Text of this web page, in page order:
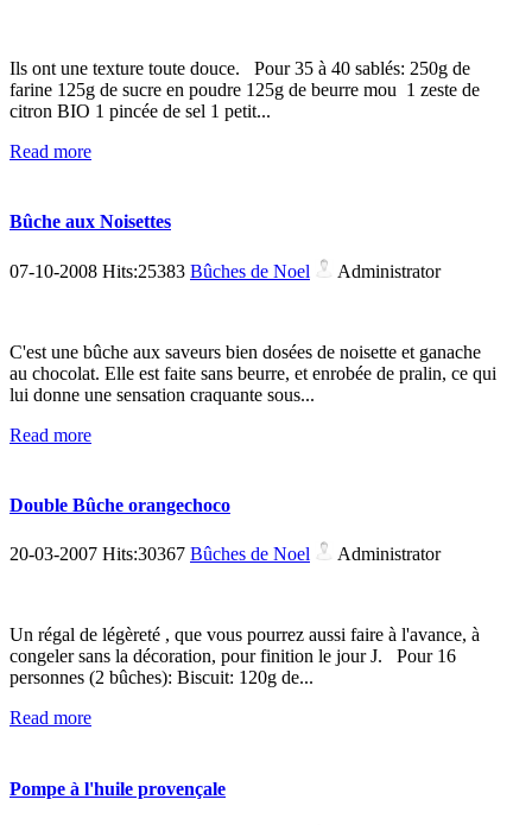
Ils ont une texture toute douce. Pour 35 à 40 sablés: 250g de
farine 125g de sucre en poudre 125g de beurre mou 1 zeste de
citron BIO 1 pincée de sel 1 petit...
Read more
Bûche aux Noisettes
07-10-2008 Hits:25383 Bûches de Noel Administrator
C'est une bûche aux saveurs bien dosées de noisette et ganache
au chocolat. Elle est faite sans beurre, et enrobée de pralin, ce qui
lui donne une sensation craquante sous...
Read more
Double Bûche orangechoco
20-03-2007 Hits:30367 Bûches de Noel Administrator
Un régal de légèreté , que vous pourrez aussi faire à l'avance, à
congeler sans la décoration, pour finition le jour J. Pour 16
personnes (2 bûches): Biscuit: 120g de...
Read more
Pompe à l'huile provençale